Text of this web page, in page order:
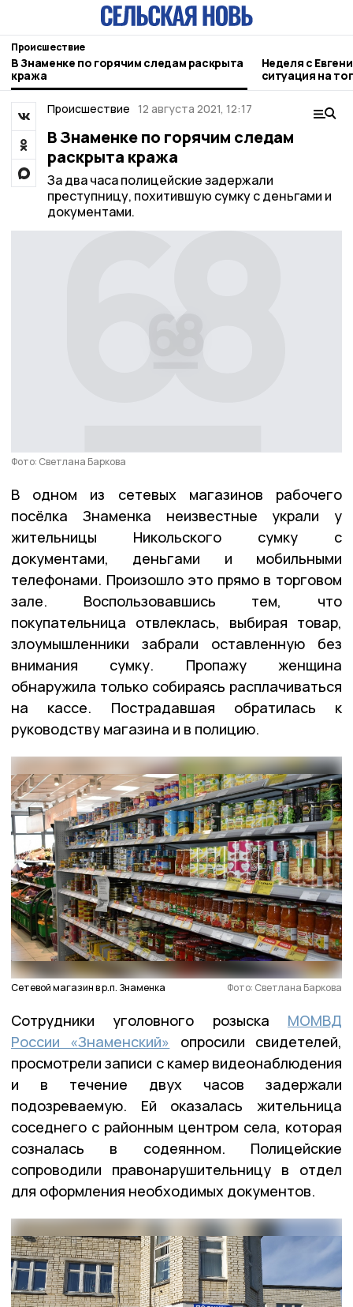
Происшествие
В Знаменке по горячим следам раскрыта
кража
Неделя с
ситуация на
городе и
Происшествие 12 августа 2021, 12:17
В Знаменке по горячим следам
раскрыта кража
За два часа полицейские задержали
преступницу, похитившую сумку с деньгами и
документами.
Фото: Светлана Баркова
В одном из сетевых магазинов рабочего
посёлка Знаменка неизвестные украли у
жительницы Никольского сумку с
документами, деньгами и мобильными
телефонами. Произошло это прямо в торговом
зале. Воспользовавшись тем, что
покупательница отвлеклась, выбирая товар,
злоумышленники забрали оставленную без
внимания сумку. Пропажу женщина
обнаружила только собираясь расплачиваться
на кассе. Пострадавшая обратилась к
руководству магазина и в полицию.
Сетевой магазин в р.п. Знаменка Фото: Светлана Баркова
Сотрудники уголовного розыска МОМВД
России «Знаменский» опросили свидетелей,
просмотрели записи с камер видеонаблюдения
и в течение двух часов задержали
подозреваемую. Ей оказалась жительница
соседнего с районным центром села, которая
созналась в содеянном. Полицейские
сопроводили правонарушительницу в отдел
для оформления необходимых документов.